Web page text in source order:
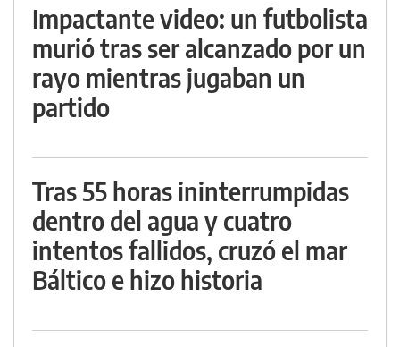
Impactante video: un futbolista
murió tras ser alcanzado por un
rayo mientras jugaban un
partido
Tras 55 horas ininterrumpidas
dentro del agua y cuatro
intentos fallidos, cruzó el mar
Báltico e hizo historia